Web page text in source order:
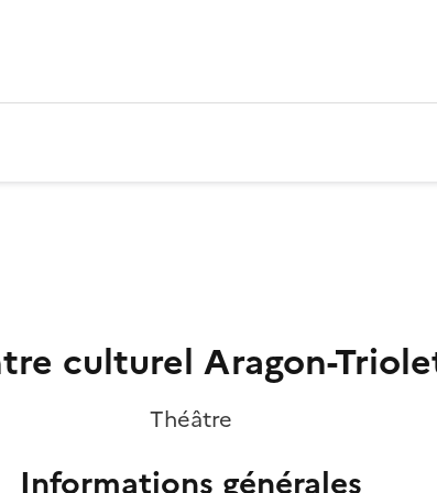
culturel Aragon-
Théâtre
Informations générales